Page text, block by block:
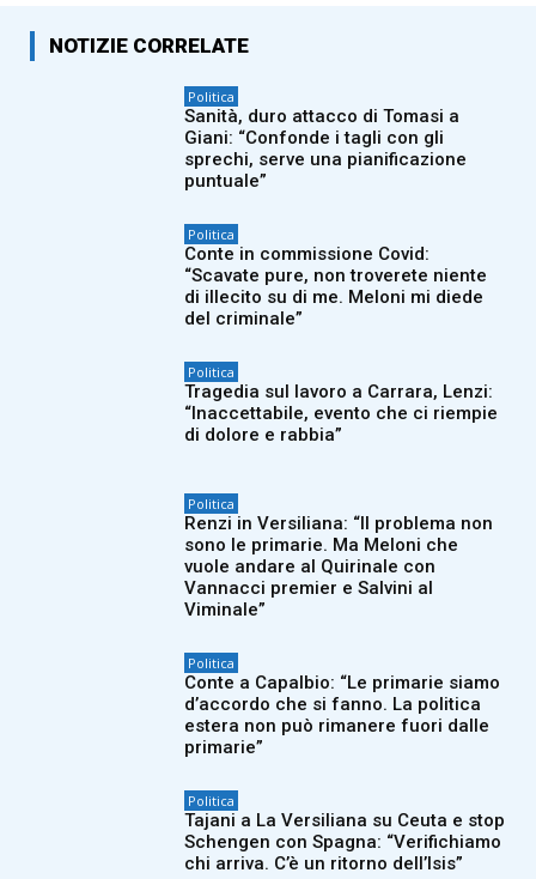
NOTIZIE CORRELATE
Politica
Sanità, duro attacco di Tomasi a
Giani: “Confonde i tagli con gli
sprechi, serve una pianificazione
puntuale”
Politica
Conte in commissione Covid:
“Scavate pure, non troverete niente
di illecito su di me. Meloni mi diede
del criminale”
Politica
Tragedia sul lavoro a Carrara, Lenzi:
“Inaccettabile, evento che ci riempie
di dolore e rabbia”
Politica
Renzi in Versiliana: “Il problema non
sono le primarie. Ma Meloni che
vuole andare al Quirinale con
Vannacci premier e Salvini al
Viminale”
Politica
Conte a Capalbio: “Le primarie siamo
d’accordo che si fanno. La politica
estera non può rimanere fuori dalle
primarie”
Politica
Tajani a La Versiliana su Ceuta e stop
Schengen con Spagna: “Verifichiamo
chi arriva. C’è un ritorno dell’Isis”